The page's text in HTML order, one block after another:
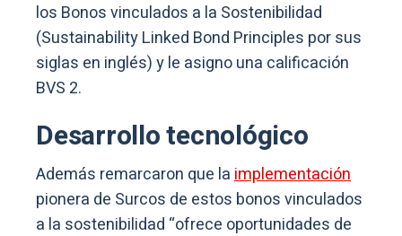
los Bonos vinculados a la Sostenibilidad
(Sustainability Linked Bond Principles por sus
siglas en inglés) y le asigno una calificación
BVS 2.
Desarrollo tecnológico
Además remarcaron que laimplementación
pionera de Surcos de estos bonos vinculados
a la sostenibilidad “ofrece oportunidades de